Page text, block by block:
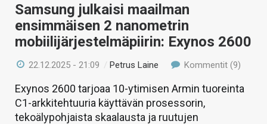
HAKU
Samsung julkaisi maailman
ensimmäisen 2 nanometrin
mobiilijärjestelmäpiirin: Exynos 2600
22.12.2025 - 21:09 /Petrus Laine Kommentit (9)
Exynos 2600 tarjoaa 10-ytimisen Armin tuoreinta
C1-arkkitehtuuria käyttävän prosessorin,
tekoälypohjaista skaalausta ja ruutujen